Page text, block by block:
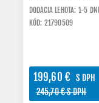
DODACIA LEHOTA: 1-5 DNI
KÓD: 21790509
199,60 €
S DPH
245,70 € S DPH